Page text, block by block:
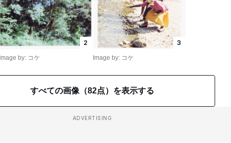
2
Image by: コケ
3
Image by: コケ
すべての画像（82点）を表示する
ADVERTISING